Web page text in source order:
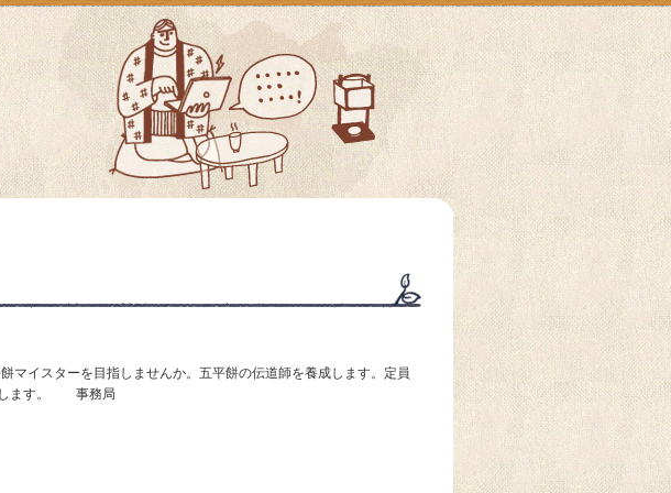
マイスターを目指しませんか。五平餅の伝道師を養成します。定員
します。 事務局